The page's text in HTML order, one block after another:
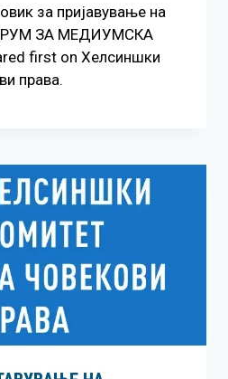
за пријавување на
ЗА МЕДИУМСКА
first on Хелсиншки
права.